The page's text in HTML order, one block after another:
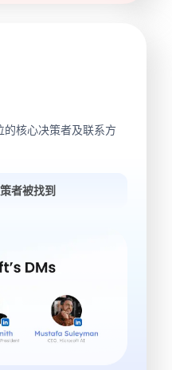
核心决策者及联系方
者被找到